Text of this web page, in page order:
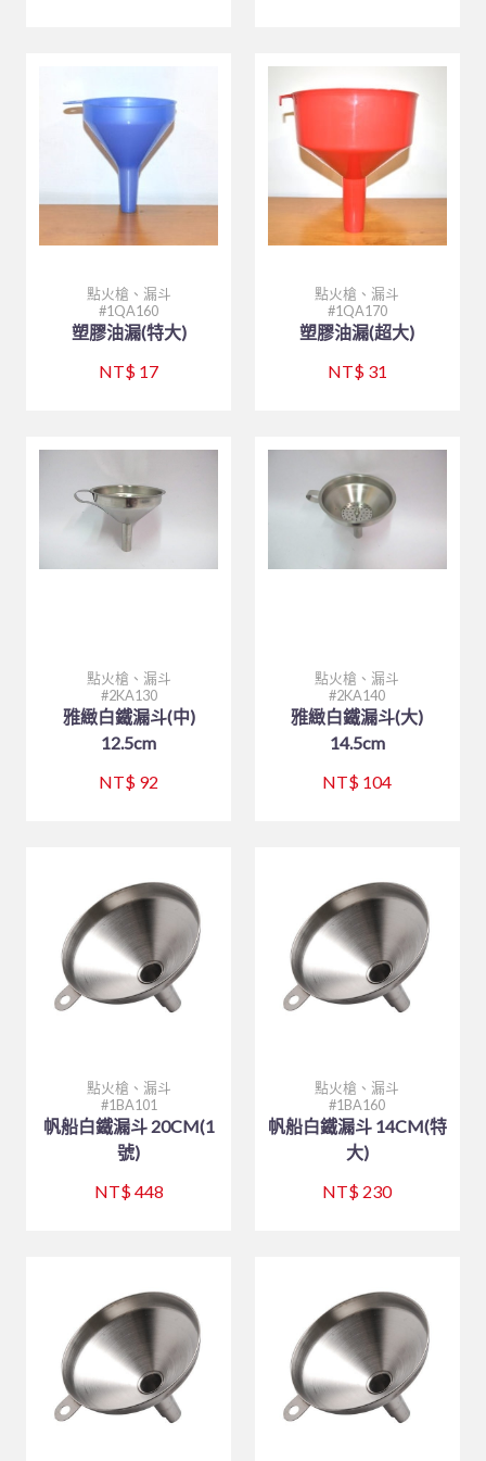
點火槍、漏斗
1QA160
塑膠油漏(特大)
NT$ 17
點火槍、漏斗
1QA170
塑膠油漏(超大)
NT$ 31
點火槍、漏斗
2KA130
雅緻白鐵漏斗(中)
12.5cm
NT$ 92
點火槍、漏斗
2KA140
雅緻白鐵漏斗(大)
14.5cm
NT$ 104
點火槍、漏斗
1BA101
帆船白鐵漏斗 20CM(1
號)
NT$ 448
點火槍、漏斗
1BA160
帆船白鐵漏斗 14CM(特
大)
NT$ 230